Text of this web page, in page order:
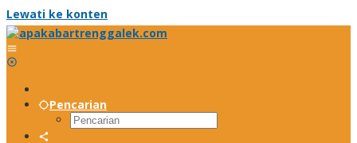
Lewati ke konten
Pencarian